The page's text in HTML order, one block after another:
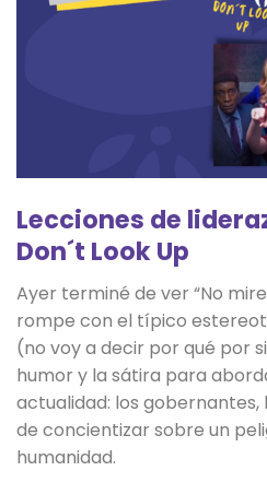
Lecciones de
Don´t Look Up
Ayer terminé de ver “No
rompe con el típico
(no voy a decir por qué por
humor y la sátira para
actualidad: los gobernantes,
de concientizar sobre un
humanidad.